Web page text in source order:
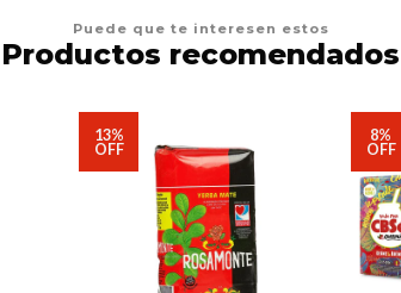
Puede que te interesen estos
Productos recomendados
13%
OFF
8%
OFF